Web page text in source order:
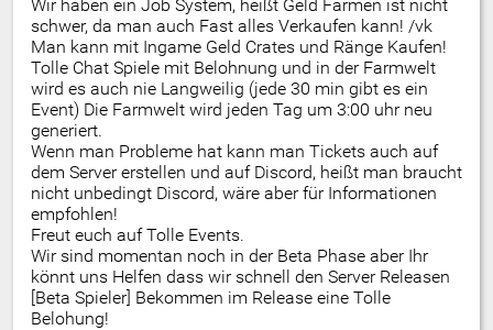
Wir haben ein Job System, heißt Geld Farmen ist nicht
schwer, da man auch Fast alles Verkaufen kann! /vk
Man kann mit Ingame Geld Crates und Ränge Kaufen!
Tolle Chat Spiele mit Belohnung und in der Farmwelt
wird es auch nie Langweilig (jede 30 min gibt es ein
Event) Die Farmwelt wird jeden Tag um 3:00 uhr neu
generiert.
Wenn man Probleme hat kann man Tickets auch auf
dem Server erstellen und auf Discord, heißt man braucht
nicht unbedingt Discord, wäre aber für Informationen
empfohlen!
Freut euch auf Tolle Events.
Wir sind momentan noch in der Beta Phase aber Ihr
könnt uns Helfen dass wir schnell den Server Releasen
[Beta Spieler] Bekommen im Release eine Tolle
Belohung!